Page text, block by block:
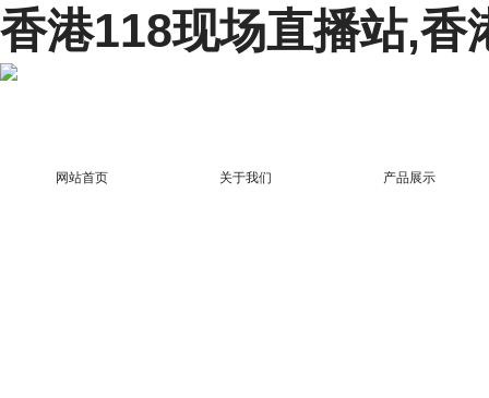
香港118现场直播站,香
网站首页 关于我们 产品展示